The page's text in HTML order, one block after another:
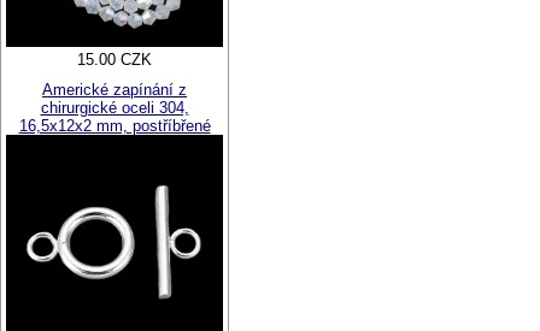
15.00 CZK
Americké zapínání z
chirurgické oceli 304,
16,5x12x2 mm, postříbřené